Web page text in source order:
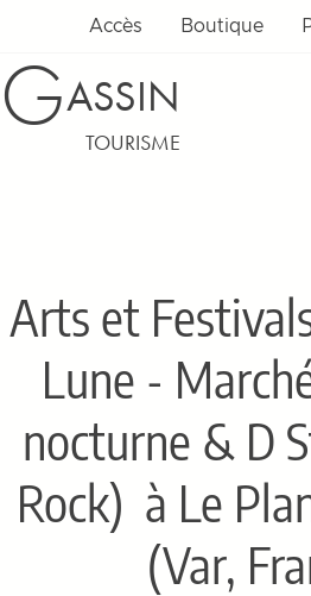
Accès Boutique
GASSIN
TOURISME
Arts et
Lune -
nocturne & D
Rock) à Le
(Var,